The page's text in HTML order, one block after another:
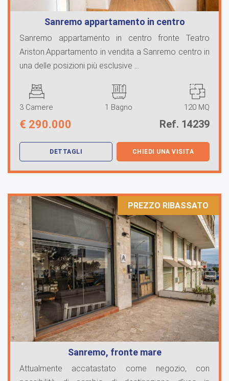
Sanremo appartamento in centro
Sanremo appartamento in centro fronte Teatro
Ariston.Appartamento in vendita a Sanremo centro in
una delle posizioni più esclusive ...
3 Camere 1 Bagno 120 MQ
€ 290.000 Ref. 14239
DETTAGLI CHIEDI UNA VISITA
PREZZO RIBASSATO
Sanremo, fronte mare
Attualmente accatastato come negozio, con